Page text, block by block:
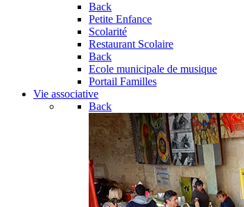
Back
Petite Enfance
Scolarité
Restaurant Scolaire
Back
Ecole municipale de musique
Portail Familles
Vie associative
Back